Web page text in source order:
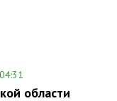
области